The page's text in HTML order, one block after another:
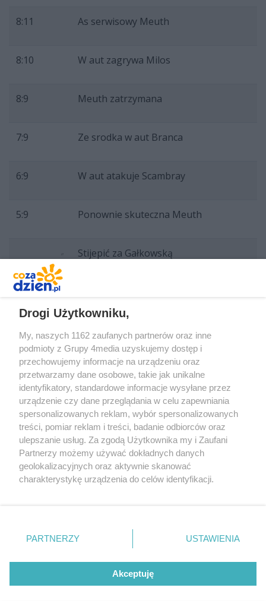
8:11 As serwisowy Meuth
8:10 W aut zagrywa Milos
8:9 Meuth zatrzymana
7:9 Ze srodka w aut Branca
6:9 W aut atakuje Scambray
5:9 Ponownie skuteczna Meuth
Stijepić za Gałkowską
5:8
5:7 Technicznie Meuth
5:6 W aut zagrywa Chase
4:6 Ponowne z krótkiej Chase
4:5 Po skosie w aut Meuth
3:5 Błąd po stronie Meuth
2:4 Z krótkiej Witkowska
Drogi Użytkowniku,
My, naszych 1162 zaufanych partnerów oraz inne
podmioty z Grupy 4media uzyskujemy dostęp i
przechowujemy informacje na urządzeniu oraz
przetwarzamy dane osobowe, takie jak unikalne
identyfikatory, standardowe informacje wysyłane przez
urządzenie czy dane przeglądania w celu zapewniania
spersonalizowanych reklam, wybór spersonalizowanych
treści, pomiar reklam i treści, badanie odbiorców oraz
ulepszanie usług. Za zgodą Użytkownika my i Zaufani
Partnerzy możemy używać dokładnych danych
geolokalizacyjnych oraz aktywnie skanować
charakterystykę urządzenia do celów identyfikacji.
zmienić/wycofać klikając przycisk ustawień prywatności
znajdujący się w lewym dolnym rogu strony
. Niektóre
użytkownika, ale masz prawo sprzeciwić się takiemu
przetwarzaniu. Preferencje będą miały zastosowania tylko
PARTNERZY USTAWIENIA
Akceptuję